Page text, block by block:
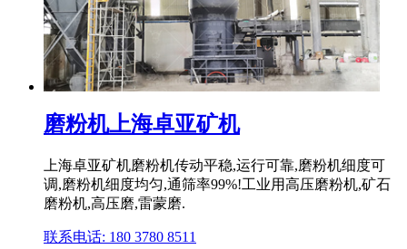
磨粉机上海卓亚矿机
上海卓亚矿机磨粉机传动平稳,运行可靠,磨粉机细度可
调,磨粉机细度均匀,通筛率99%!工业用高压磨粉机,矿石
磨粉机,高压磨,雷蒙磨.
联系电话: 180 3780 8511